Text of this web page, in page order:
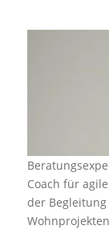
Coach für
der